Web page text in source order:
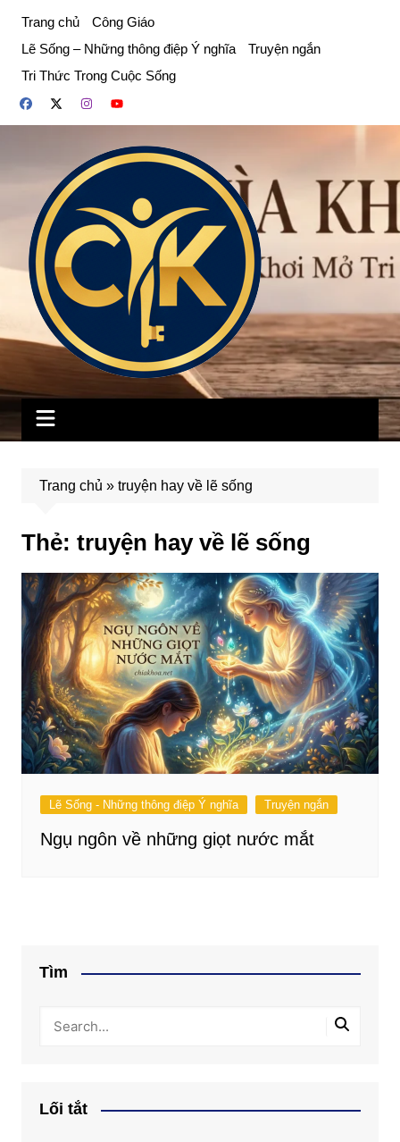
phần
dung
Trang chủ
Công Giáo
Lẽ Sống – Những thông điệp Ý nghĩa
Truyện ngắn
Tri Thức Trong Cuộc Sống
Trang chủ » truyện hay về lẽ sống
Thẻ: truyện hay về lẽ sống
Lẽ Sống - Những thông điệp Ý nghĩa Truyện ngắn
Ngụ ngôn về những giọt nước mắt
Tìm
Lối tắt